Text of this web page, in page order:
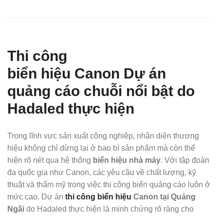
Thi công
biển hiệu Canon Dự án
quảng cáo chuỗi nổi bật do
Hadaled thực hiện
Trong lĩnh vực sản xuất công nghiệp, nhận diện thương
hiệu không chỉ dừng lại ở bao bì sản phẩm mà còn thể
hiện rõ nét qua hệ thống biển hiệu nhà máy. Với tập đoàn
đa quốc gia như Canon, các yêu cầu về chất lượng, kỹ
thuật và thẩm mỹ trong việc thi công biển quảng cáo luôn ở
mức cao. Dự án thi công biển hiệu Canon tại Quảng
Ngãi do Hadaled thực hiện là minh chứng rõ ràng cho